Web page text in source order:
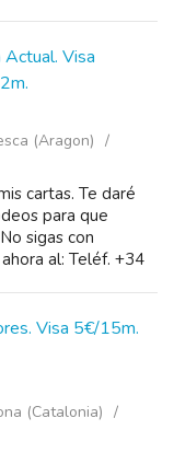
Visa
(Aragon)
cartas. Te daré
para que
sigas con
al: Teléf. +34
Visa 5€/15m.
(Catalonia)